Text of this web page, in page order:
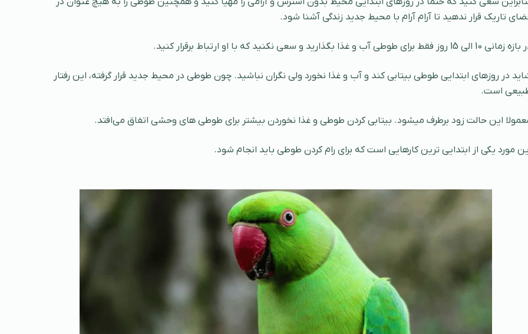
تاریک قرار ندهید تا آرام آرام با محیط جدید زندگی آشنا شود.
10 الی 15 روز فقط برای طوطی آب و غذا بگذارید و سعی نکنید که با او ارتباط برقرار کنید.
در روزهای ابتدایی طوطی بیتابی کند و آب و غذا نخورد ولی نگران نباشید. چون طوطی در محیط جدید قرار گرفته، این رفتار
است.
این حالت زود برطرف میشود. بیتابی کردن طوطی و غذا نخوردن بیشتر برای طوطی های وحشی اتفاق می‌افتد.
مورد یکی از ابتدایی ترین کارهایی است که برای رام کردن طوطی باید انجام شود.